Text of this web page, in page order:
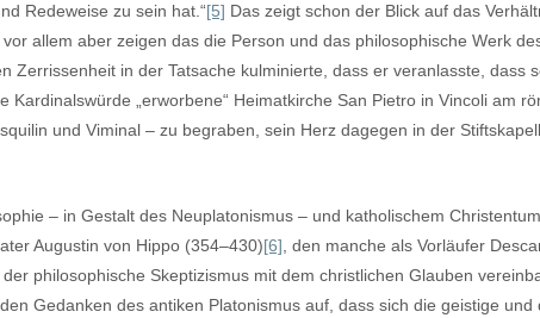
Redeweise zu sein hat.“[5] Das zeigt schon der Blick auf das
allem aber zeigen das die Person und das philosophische Werk
Zerrissenheit in der Tatsache kulminierte, dass er veranlasste, dass
Kardinalswürde „erworbene“ Heimatkirche San Pietro in Vincoli am
und Viminal – zu begraben, sein Herz dagegen in der
– in Gestalt des Neuplatonismus – und katholischem
Augustin von Hippo (354–430)[6] , den manche als Vorläufer
philosophische Skeptizismus mit dem christlichen Glauben
Gedanken des antiken Platonismus auf, dass sich die geistige und